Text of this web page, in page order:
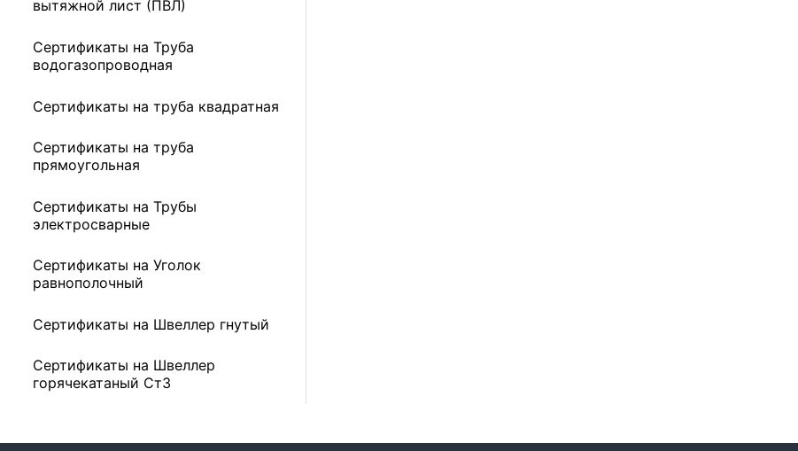
вытяжной лист (ПВЛ)
Сертификаты на Труба
водогазопроводная
Сертификаты на труба квадратная
Сертификаты на труба
прямоугольная
Сертификаты на Трубы
электросварные
Сертификаты на Уголок
равнополочный
Сертификаты на Швеллер гнутый
Сертификаты на Швеллер
горячекатаный Ст3